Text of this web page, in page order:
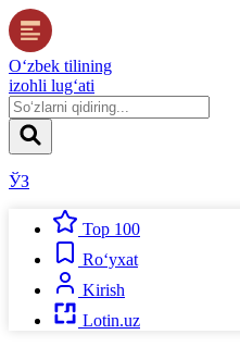
O‘zbek tilining
izohli lug‘ati
ЎЗ
Top 100
Ro‘yxat
Kirish
Lotin.uz